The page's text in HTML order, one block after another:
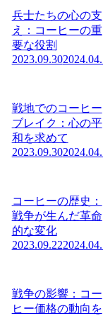
兵士たちの心の支
え：コーヒーの重
要な役割
2023.09.30
戦地でのコーヒー
ブレイク：心の平
和を求めて
2023.09.30
コーヒーの歴史：
戦争が生んだ革命
的な変化
2023.09.22
戦争の影響：コー
ヒー価格の動向を